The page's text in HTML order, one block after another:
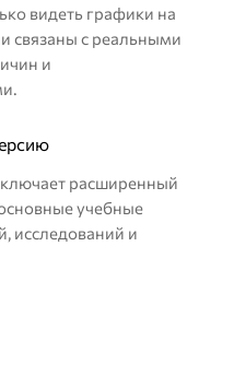
видеть графики на
связаны с реальными
и
расширенный
учебные
исследований и